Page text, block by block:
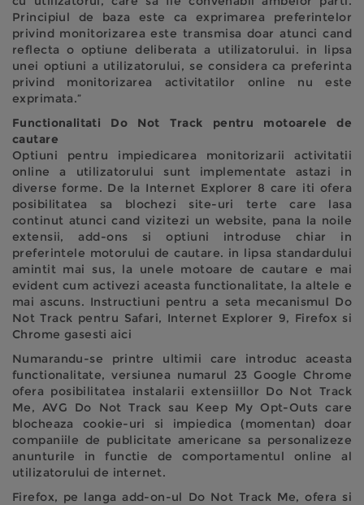
Principiul de baza este ca exprimarea preferintelor
privind monitorizarea este transmisa doar atunci cand
reflecta o optiune deliberata a utilizatorului. in lipsa
unei optiuni a utilizatorului, se considera ca preferinta
privind monitorizarea activitatilor online nu este
exprimata.”
Functionalitati Do Not Track pentru motoarele de
cautare
Optiuni pentru impiedicarea monitorizarii activitatii
online a utilizatorului sunt implementate astazi in
diverse forme. De la Internet Explorer 8 care iti ofera
posibilitatea sa blochezi site-uri terte care lasa
continut atunci cand vizitezi un website, pana la noile
extensii, add-ons si optiuni introduse chiar in
preferintele motorului de cautare. in lipsa standardului
amintit mai sus, la unele motoare de cautare e mai
evident cum activezi aceasta functionalitate, la altele e
mai ascuns. Instructiuni pentru a seta mecanismul Do
Not Track pentru Safari, Internet Explorer 9, Firefox si
Chrome gasesti aici
Numarandu-se printre ultimii care introduc aceasta
functionalitate, versiunea numarul 23 Google Chrome
ofera posibilitatea instalarii extensiillor Do Not Track
Me, AVG Do Not Track sau Keep My Opt-Outs care
blocheaza cookie-uri si impiedica (momentan) doar
companiile de publicitate americane sa personalizeze
anunturile in functie de comportamentul online al
utilizatorului de internet.
Firefox, pe langa add-on-ul Do Not Track Me, ofera si